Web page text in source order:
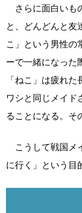
さらに面白いも
と、どんどんと友
こ」という男性の
ーで一緒になった
「ねこ」は疲れ
ワシと同じメイド
ることになる。そ
こうして戦国メ
に行く」という目